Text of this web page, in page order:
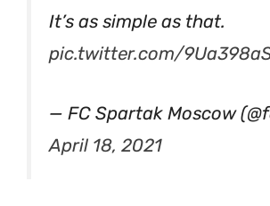
It’s as simple as that.
pic.twitter.com/
— FC Spartak Moscow
April 18, 2021